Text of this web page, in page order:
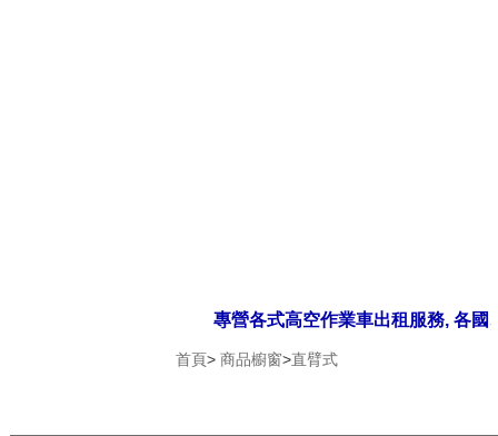
專營各式高空作業車出租服務, 各國
首頁> 商品櫥窗>直臂式